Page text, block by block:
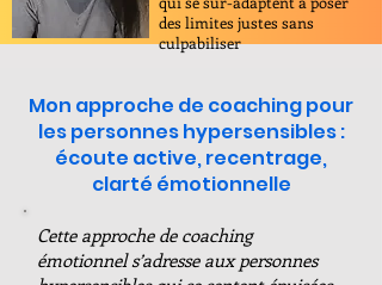
des limites justes sans
culpabiliser
Mon approche de coaching pour
les personnes hypersensibles :
écoute active, recentrage,
clarté émotionnelle
Cette approche de coaching
émotionnel s’adresse aux personnes